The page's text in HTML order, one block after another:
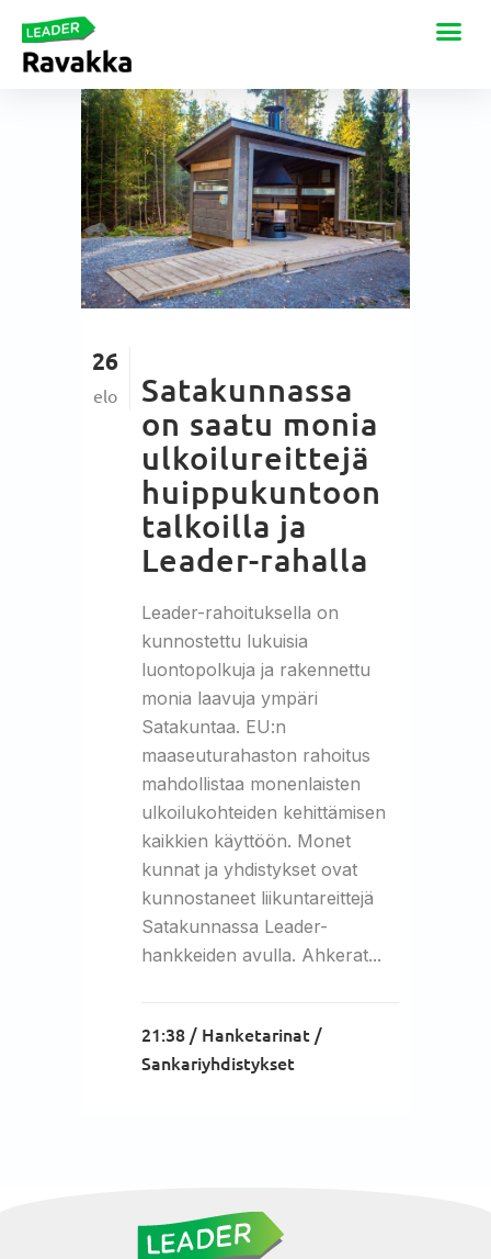
26
elo
Satakunnassa
on saatu monia
ulkoilureittejä
huippukuntoon
talkoilla ja
Leader-rahalla
Leader-rahoituksella on
kunnostettu lukuisia
luontopolkuja ja rakennettu
monia laavuja ympäri
Satakuntaa. EU:n
maaseuturahaston rahoitus
mahdollistaa monenlaisten
ulkoilukohteiden kehittämisen
kaikkien käyttöön. Monet
kunnat ja yhdistykset ovat
kunnostaneet liikuntareittejä
Satakunnassa Leader-
hankkeiden avulla. Ahkerat...
21:38 / Hanketarinat/
Sankariyhdistykset